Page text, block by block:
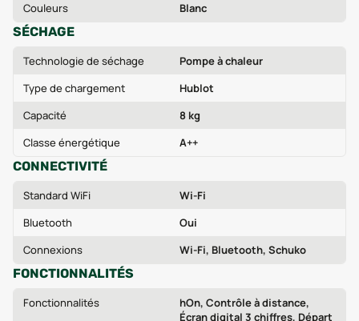
Couleurs
Blanc
SÉCHAGE
Technologie de séchage
Pompe à chaleur
Type de chargement
Hublot
Capacité
8 kg
Classe énergétique
A++
CONNECTIVITÉ
Standard WiFi
Wi‑Fi
Bluetooth
Oui
Connexions
Wi‑Fi, Bluetooth, Schuko
FONCTIONNALITÉS
Fonctionnalités
hOn, Contrôle à distance,
Écran digital 3 chiffres, Départ